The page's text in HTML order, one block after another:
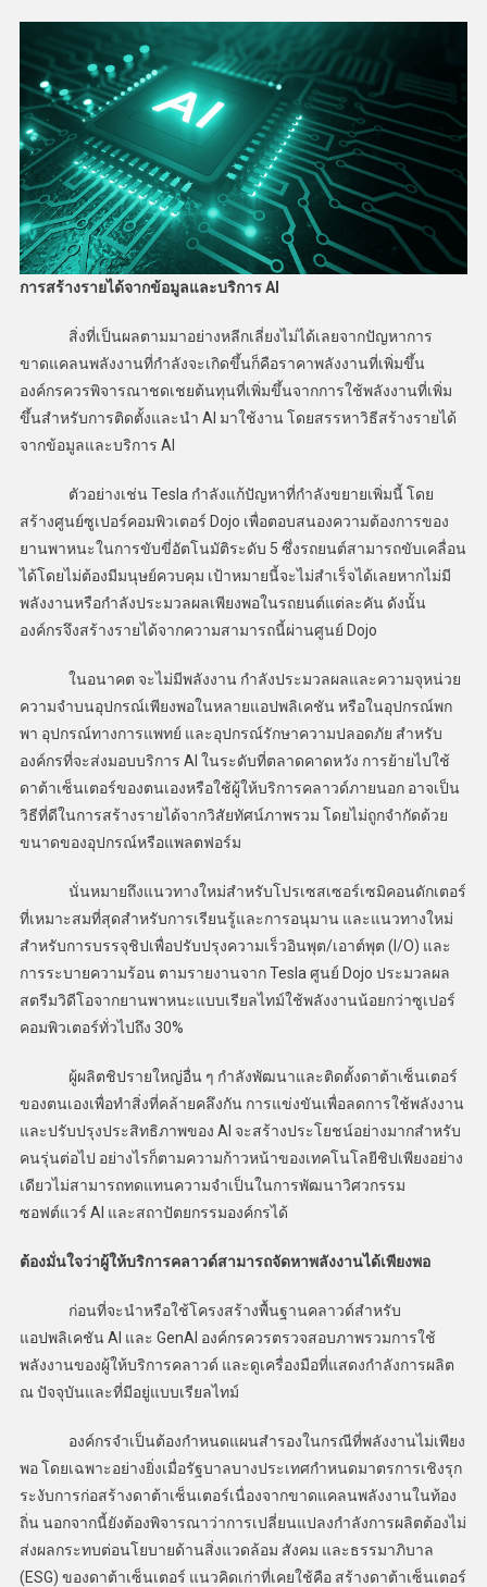
การสร้างรายได้จากข้อมูลและบริการ AI
สิ่งที่เป็นผลตามมาอย่างหลีกเลี่ยงไม่ได้เลยจากปัญหาการ
ขาดแคลนพลังงานที่กำลังจะเกิดขึ้นก็คือราคาพลังงานที่เพิ่มขึ้น
องค์กรควรพิจารณาชดเชยต้นทุนที่เพิ่มขึ้นจากการใช้พลังงานที่เพิ่ม
ขึ้นสำหรับการติดตั้งและนำ AI มาใช้งาน โดยสรรหาวิธีสร้างรายได้
จากข้อมูลและบริการ AI
ตัวอย่างเช่น Tesla กำลังแก้ปัญหาที่กำลังขยายเพิ่มนี้ โดย
สร้างศูนย์ซูเปอร์คอมพิวเตอร์ Dojo เพื่อตอบสนองความต้องการของ
ยานพาหนะในการขับขี่อัตโนมัติระดับ 5 ซึ่งรถยนต์สามารถขับเคลื่อน
ได้โดยไม่ต้องมีมนุษย์ควบคุม เป้าหมายนี้จะไม่สำเร็จได้เลยหากไม่มี
พลังงานหรือกำลังประมวลผลเพียงพอในรถยนต์แต่ละคัน ดังนั้น
องค์กรจึงสร้างรายได้จากความสามารถนี้ผ่านศูนย์ Dojo
ในอนาคต จะไม่มีพลังงาน กำลังประมวลผลและความจุหน่วย
ความจำบนอุปกรณ์เพียงพอในหลายแอปพลิเคชัน หรือในอุปกรณ์พก
พา อุปกรณ์ทางการแพทย์ และอุปกรณ์รักษาความปลอดภัย สำหรับ
องค์กรที่จะส่งมอบบริการ AI ในระดับที่ตลาดคาดหวัง การย้ายไปใช้
ดาต้าเซ็นเตอร์ของตนเองหรือใช้ผู้ให้บริการคลาวด์ภายนอก อาจเป็น
วิธีที่ดีในการสร้างรายได้จากวิสัยทัศน์ภาพรวม โดยไม่ถูกจำกัดด้วย
ขนาดของอุปกรณ์หรือแพลตฟอร์ม
นั่นหมายถึงแนวทางใหม่สำหรับโปรเซสเซอร์เซมิคอนดักเตอร์
ที่เหมาะสมที่สุดสำหรับการเรียนรู้และการอนุมาน และแนวทางใหม่
สำหรับการบรรจุชิปเพื่อปรับปรุงความเร็วอินพุต/เอาต์พุต (I/O) และ
การระบายความร้อน ตามรายงานจาก Tesla ศูนย์ Dojo ประมวลผล
สตรีมวิดีโอจากยานพาหนะแบบเรียลไทม์ใช้พลังงานน้อยกว่าซูเปอร์
คอมพิวเตอร์ทั่วไปถึง 30%
ผู้ผลิตชิปรายใหญ่อื่น ๆ กำลังพัฒนาและติดตั้งดาต้าเซ็นเตอร์
ของตนเองเพื่อทำสิ่งที่คล้ายคลึงกัน การแข่งขันเพื่อลดการใช้พลังงาน
และปรับปรุงประสิทธิภาพของ AI จะสร้างประโยชน์อย่างมากสำหรับ
คนรุ่นต่อไป อย่างไรก็ตามความก้าวหน้าของเทคโนโลยีชิปเพียงอย่าง
เดียวไม่สามารถทดแทนความจำเป็นในการพัฒนาวิศวกรรม
ซอฟต์แวร์ AI และสถาปัตยกรรมองค์กรได้
ต้องมั่นใจว่าผู้ให้บริการคลาวด์สามารถจัดหาพลังงานได้เพียงพอ
ก่อนที่จะนำหรือใช้โครงสร้างพื้นฐานคลาวด์สำหรับ
แอปพลิเคชัน AI และ GenAI องค์กรควรตรวจสอบภาพรวมการใช้
พลังงานของผู้ให้บริการคลาวด์ และดูเครื่องมือที่แสดงกำลังการผลิต
ณ ปัจจุบันและที่มีอยู่แบบเรียลไทม์
องค์กรจำเป็นต้องกำหนดแผนสำรองในกรณีที่พลังงานไม่เพียง
พอ โดยเฉพาะอย่างยิ่งเมื่อรัฐบาลบางประเทศกำหนดมาตรการเชิงรุก
ระงับการก่อสร้างดาต้าเซ็นเตอร์เนื่องจากขาดแคลนพลังงานในท้อง
ถิ่น นอกจากนี้ยังต้องพิจารณาว่าการเปลี่ยนแปลงกำลังการผลิตต้องไม่
ส่งผลกระทบต่อนโยบายด้านสิ่งแวดล้อม สังคม และธรรมาภิบาล
(ESG) ของดาต้าเซ็นเตอร์ แนวคิดเก่าที่เคยใช้คือ สร้างดาต้าเซ็นเตอร์